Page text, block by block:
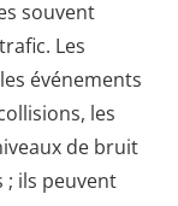
souvent
Les
événements
les
de bruit
ils peuvent